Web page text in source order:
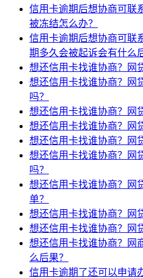
信用卡逾期后想协商可联
被冻结怎么办？
信用卡逾期后想协商可联
期多久会被起诉会有什么
想还信用卡找谁协商？网
想还信用卡找谁协商？网
吗？
想还信用卡找谁协商？网
想还信用卡找谁协商？网
想还信用卡找谁协商？网
想还信用卡找谁协商？网
吗？
想还信用卡找谁协商？网
单？
想还信用卡找谁协商？网
想还信用卡找谁协商？网
想还信用卡找谁协商？网
么后果？
信用卡逾期了还可以申请